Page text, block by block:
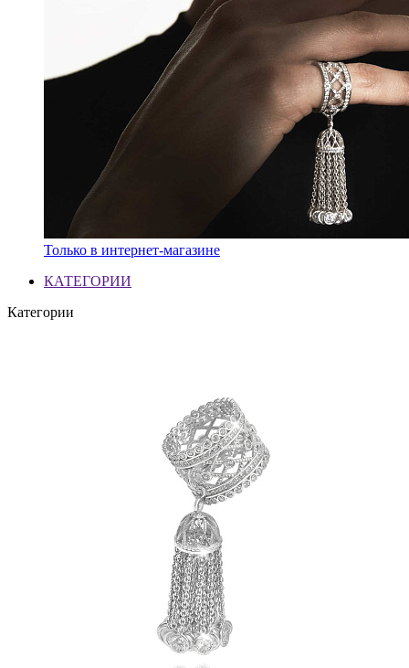
Только в интернет-магазине
КАТЕГОРИИ
Категории